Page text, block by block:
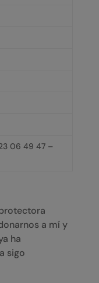
06 49 47 –
a mí y
ha
sigo